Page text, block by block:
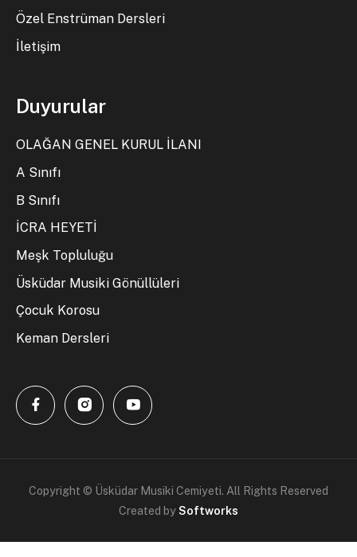
Özel Enstrüman Dersleri
İletişim
Duyurular
OLAĞAN GENEL KURUL İLANI
A Sınıfı
B Sınıfı
İCRA HEYETİ
Meşk Topluluğu
Üsküdar Musiki Gönüllüleri
Çocuk Korosu
Keman Dersleri
Copyright © Üsküdar Musiki Cemiyeti. All Rights Reserved
Created bySoftworks